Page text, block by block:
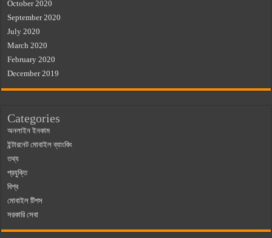
October 2020
September 2020
July 2020
March 2020
February 2020
December 2019
Categories
অনলাইন ইনকাম
ইন্টারনেট মোবাইল ব্যাংকিং
তথ্য
প্রযুক্তি
বিশ্ব
মোবাইল টিপস
সরকারি সেবা